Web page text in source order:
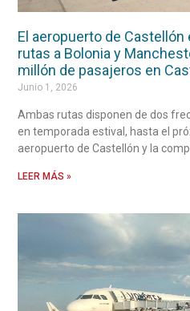
El aeropuerto de
rutas a Bolonia y
millón de pasajeros en
Junio 1, 2026
Ambas rutas disponen de dos
en temporada estival, hasta el
aeropuerto de Castellón y la
LEER MÁS »